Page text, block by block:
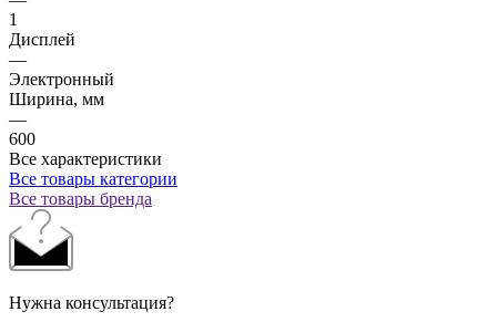
1
Дисплей
—
Электронный
Ширина, мм
—
600
Все характеристики
Все товары категории
Все товары бренда
Нужна консультация?